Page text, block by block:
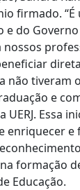
firmado. “É
e do
não tiveram
e
Essa
enriquecer
formação
Educação.